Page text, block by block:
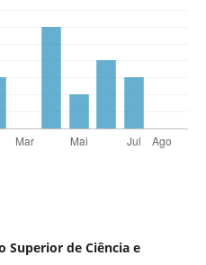
Superior de Ciência e